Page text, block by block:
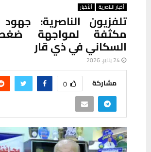
أخبار الناصرية ألأخبار
تلفزيون الناصرية:
مكثفة لمواجهة
السكاني في ذي قار
24 يناير، 2026
مشاركة 0